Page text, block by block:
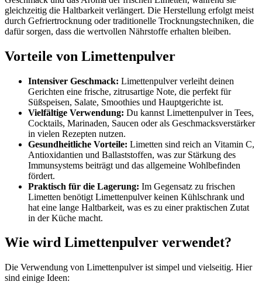
gleichzeitig die Haltbarkeit verlängert. Die Herstellung erfolgt meist
durch Gefriertrocknung oder traditionelle Trocknungstechniken, die
dafür sorgen, dass die wertvollen Nährstoffe erhalten bleiben.
Vorteile von Limettenpulver
Intensiver Geschmack: Limettenpulver verleiht deinen
Gerichten eine frische, zitrusartige Note, die perfekt für
Süßspeisen, Salate, Smoothies und Hauptgerichte ist.
Vielfältige Verwendung: Du kannst Limettenpulver in Tees,
Cocktails, Marinaden, Saucen oder als Geschmacksverstärker
in vielen Rezepten nutzen.
Gesundheitliche Vorteile: Limetten sind reich an Vitamin C,
Antioxidantien und Ballaststoffen, was zur Stärkung des
Immunsystems beiträgt und das allgemeine Wohlbefinden
fördert.
Praktisch für die Lagerung: Im Gegensatz zu frischen
Limetten benötigt Limettenpulver keinen Kühlschrank und
hat eine lange Haltbarkeit, was es zu einer praktischen Zutat
in der Küche macht.
Wie wird Limettenpulver verwendet?
Die Verwendung von Limettenpulver ist simpel und vielseitig. Hier
sind einige Ideen: